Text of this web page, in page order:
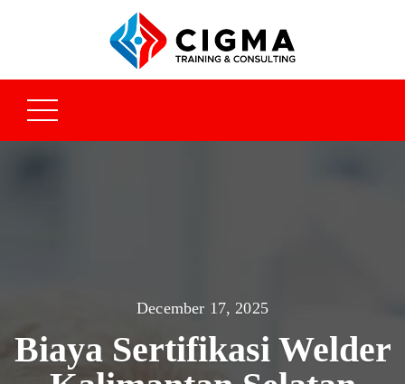
December 17, 2025
Biaya Sertifikasi Welder